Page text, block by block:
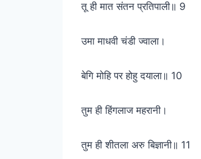
तू ही मात संतन प्रतिपाली॥ 9
उमा माधवी चंडी ज्वाला।
बेगि मोहि पर होहु दयाला॥ 10
तुम ही हिंगलाज महरानी।
तुम ही शीतला अरु बिज्ञानी॥ 11